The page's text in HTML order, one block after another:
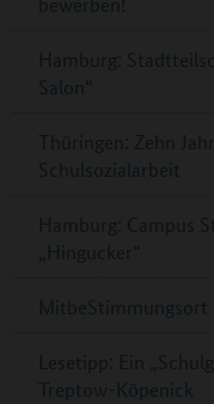
Hamburg:
Salon“
Thüringen: Zehn
Schulsozialarbeit
Hamburg: Campus
„Hingucker“
MitbeStimmungsort
Lesetipp: Ein
Treptow-Köpenick